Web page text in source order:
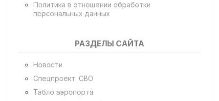
Политика в отношении обработки
персональных данных
РАЗДЕЛЫ САЙТА
Новости
Спецпроект. СВО
Табло аэропорта